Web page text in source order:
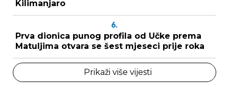
Kilimanjaro
6.
Prva dionica punog profila od Učke prema
Matuljima otvara se šest mjeseci prije roka
Prikaži više vijesti